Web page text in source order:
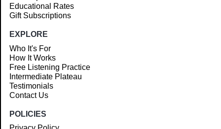
Educational Rates
Gift Subscriptions
EXPLORE
Who It's For
How It Works
Free Listening Practice
Intermediate Plateau
Testimonials
Contact Us
POLICIES